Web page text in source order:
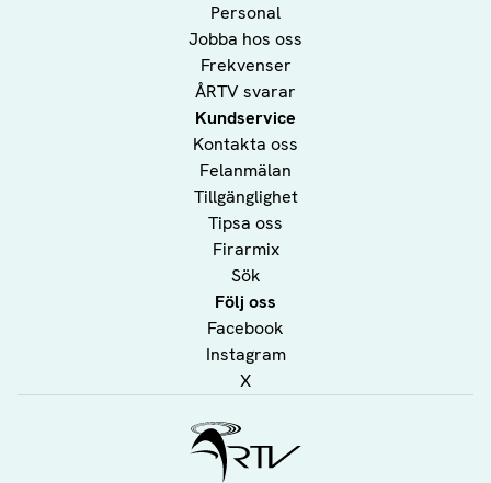
Personal
Jobba hos oss
Frekvenser
ÅRTV svarar
Kundservice
Kontakta oss
Felanmälan
Tillgänglighet
Tipsa oss
Firarmix
Sök
Följ oss
Facebook
Instagram
X